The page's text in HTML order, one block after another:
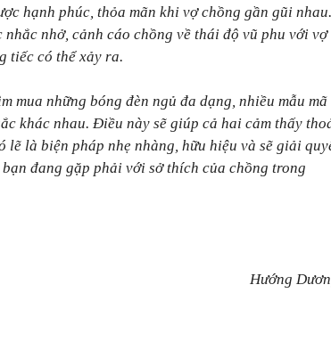
hạnh phúc, thỏa mãn khi vợ chồng gần gũi nhau.
nhở, cảnh cáo chồng về thái độ vũ phu với vợ
tiếc có thể xảy ra.
mua những bóng đèn ngủ đa dạng, nhiều mẫu mã
khác nhau. Điều này sẽ giúp cả hai cảm thấy
lẽ là biện pháp nhẹ nhàng, hữu hiệu và sẽ giải
đang gặp phải với sở thích của chồng trong
Hướng